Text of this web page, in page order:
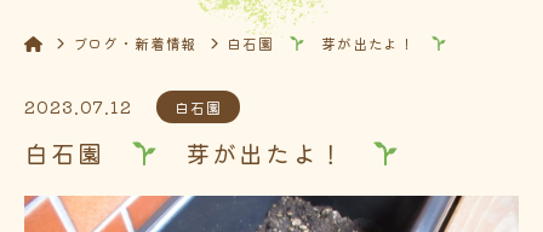
ブログ・新着情報 白石園 芽が出たよ！
2023.07.12 白石園
白石園 芽が出たよ！